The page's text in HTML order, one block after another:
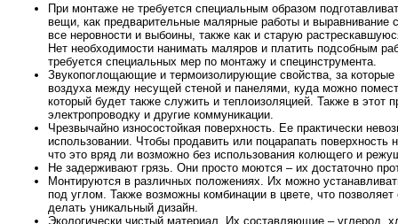
При монтаже не требуется специальным образом
вещи, как предварительные малярные работы и
все неровности и выбоины, также как и старую
Нет необходимости нанимать маляров и платить подсобным
требуется специальных мер по монтажу и специнструмента.
Звукопоглощающие и термоизолирующие свойства, за которые
воздуха между несущей стеной и панелями, куда можно
который будет также служить и теплоизоляцией. Также в этот
электропроводку и другие коммуникации.
Чрезвычайно износостойкая поверхность. Ее практически
использовании. Чтобы продавить или поцарапать
что это вряд ли возможно без использования колющего и
Не задерживают грязь. Они просто моются – их достаточно
Монтируются в различных положениях. Их можно
под углом. Также возможны комбинации в цвете, что
делать уникальный дизайн.
Экологически чистый материал. Их составляющие – углерод,